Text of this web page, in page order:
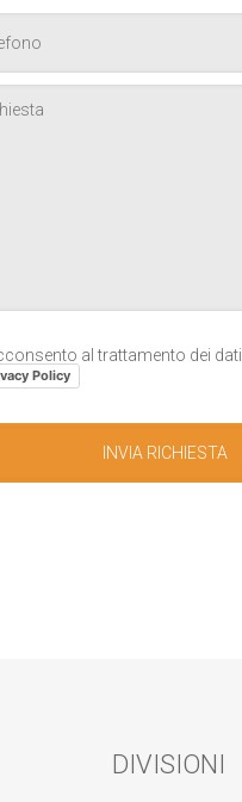
al trattamento dei dati |
Policy
DIVISIONI